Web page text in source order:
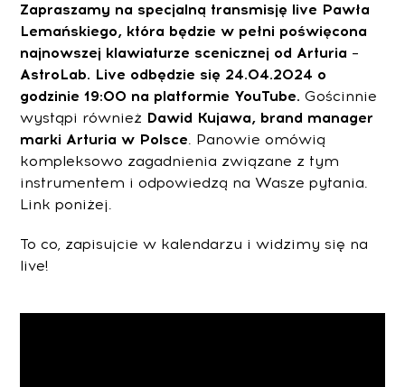
Zapraszamy na specjalną transmisję live Pawła
Lemańskiego, która będzie w pełni poświęcona
najnowszej klawiaturze scenicznej od Arturia –
AstroLab. Live odbędzie się 24.04.2024 o
godzinie 19:00 na platformie YouTube.Gościnnie
wystąpi również Dawid Kujawa, brand manager
marki Arturia w Polsce. Panowie omówią
kompleksowo zagadnienia związane z tym
instrumentem i odpowiedzą na Wasze pytania.
Link poniżej.
To co, zapisujcie w kalendarzu i widzimy się na
live!